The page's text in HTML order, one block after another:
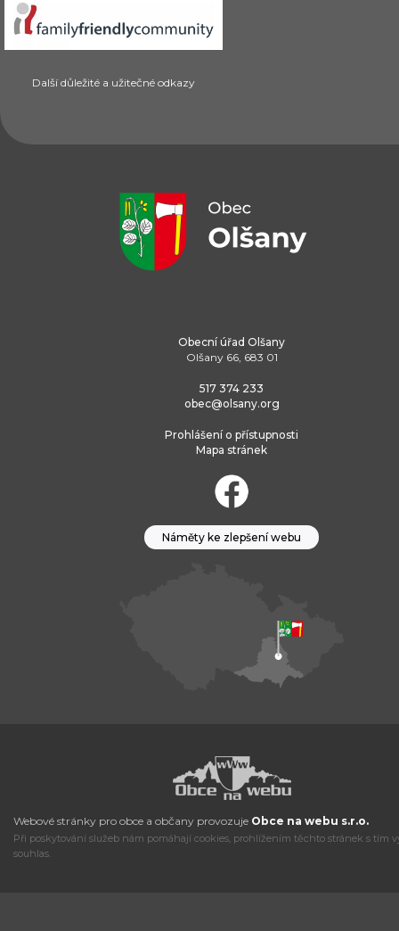
Další důležité a užitečné odkazy
Obecní úřad Olšany
Olšany 66, 683 01
517 374 233
obec@olsany.org
Prohlášení o přístupnosti
Mapa stránek
Náměty ke zlepšení webu
Webové stránky pro obce a občany provozuje Obce na webu s.r.o.
Při poskytování služeb nám pomáhají cookies, prohlížením těchto stránek s tím
souhlas.